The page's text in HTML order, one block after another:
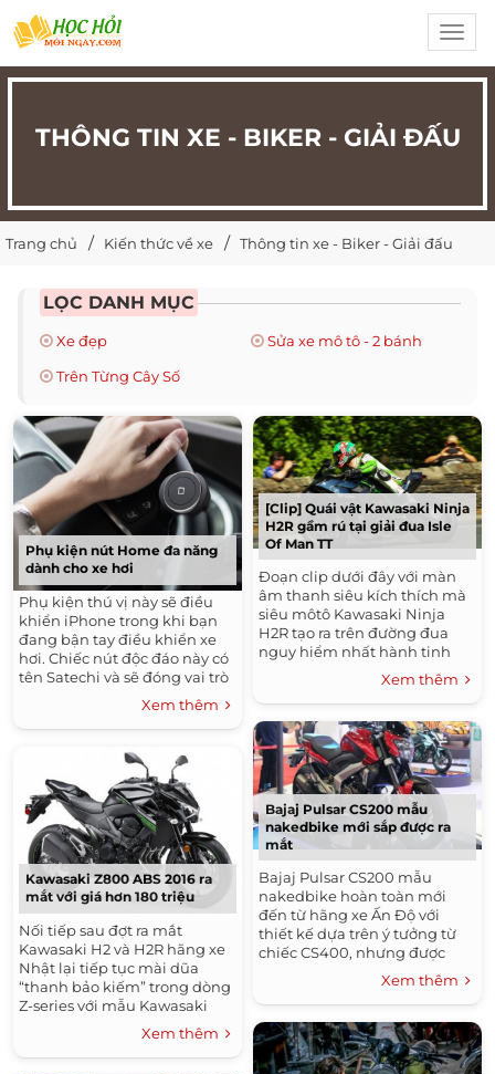
THÔNG TIN XE - BIKER - GIẢI ĐẤU
Trang chủ Kiến thức về xe Thông tin xe - Biker - Giải đấu
LỌC DANH MỤC
Xe đẹp
Sửa xe mô tô - 2 bánh
Trên Từng Cây Số
Phụ kiện nút Home đa năng
dành cho xe hơi
Phụ kiện thú vị này sẽ điều
khiển iPhone trong khi bạn
đang bận tay điều khiển xe
hơi. Chiếc nút độc đáo này có
tên Satechi và sẽ đóng vai trò
nút điều khiển giọng nói.
Ngoài ra nó còn là nút điều...
Xem thêm
Kawasaki Z800 ABS 2016 ra
mắt với giá hơn 180 triệu
Nối tiếp sau đợt ra mắt
Kawasaki H2 và H2R hãng xe
Nhật lại tiếp tục mài dũa
“thanh bảo kiếm” trong dòng
Z-series với mẫu Kawasaki
Z800 ABS 2016 với giá gần
8,400 đô la tại thị trường Mỹ.
Kawasaki Z800...
Xem thêm
[Clip] Quái vật Kawasaki Ninja
H2R gầm rú tại giải đua Isle
Of Man TT
Đoạn clip dưới đây với màn
âm thanh siêu kích thích mà
siêu môtô Kawasaki Ninja
H2R tạo ra trên đường đua
nguy hiểm nhất hành tinh
Isle of Man TT thực sự khiến
nhiều người phấn khích.
Kawasaki Ninja H2R...
Xem thêm
Bajaj Pulsar CS200 mẫu
nakedbike mới sắp được ra
mắt
Bajaj Pulsar CS200 mẫu
nakedbike hoàn toàn mới
đến từ hãng xe Ấn Độ với
thiết kế dựa trên ý tưởng từ
chiếc CS400, nhưng được
trang bị đông cơ của dòng
sportibke Pulsar RS200, sẽ
được ra mắt vào năm...
Xem thêm